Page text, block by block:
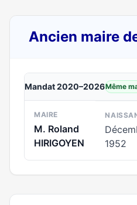
Ancien maire
Mandat 2020–2026Même
MAIRE
M. Roland
HIRIGOYEN
1952